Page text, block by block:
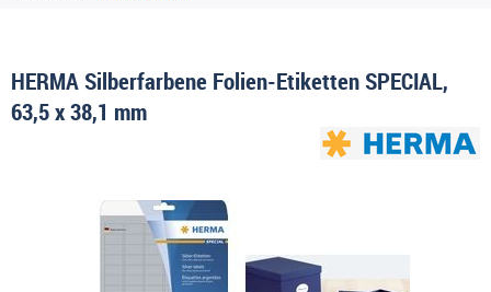
HERMA Silberfarbene Folien-Etiketten SPECIAL,
63,5 x 38,1 mm